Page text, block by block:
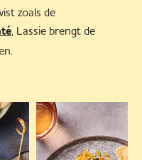
zoals de
, Lassie brengt de